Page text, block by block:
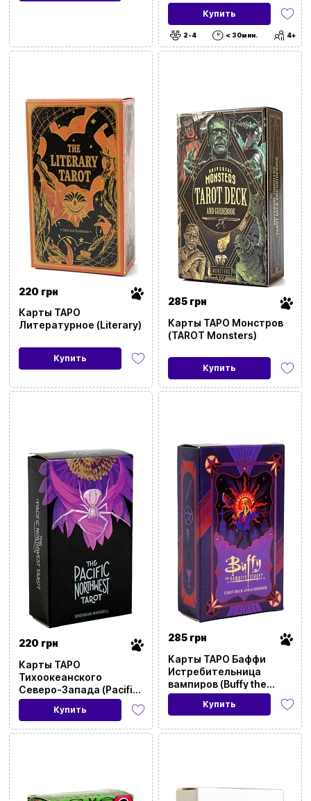
Купить
2-4 < 30мин. 4+
220 грн
Карты ТАРО
Литературное (Literary)
Купить
285 грн
Карты ТАРО Монстров
(TAROT Monsters)
Купить
220 грн
Карты ТАРО
Тихоокеанского
Северо-Запада (Pacific
Northwest TAROT)
Купить
285 грн
Карты ТАРО Баффи
Истребительница
вампиров (Buffy the
Vampire Slayer)
Купить